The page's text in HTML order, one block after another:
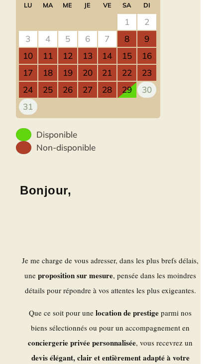
LU MA ME JE VE SA DI
1
2
3
4 5 6 7 8
9
10
11 12 13 14 15
16
17
18 19 20 21 22
23
24
25 26 27 28 29
30
31
Disponible
Non-disponible
Bonjour,
Je me charge de vous adresser, dans les plus brefs délais,
uneproposition sur mesure, pensée dans les moindres
détails pour répondre à vos attentes les plus exigeantes.
Que ce soit pour unelocation de prestige parmi nos
biens sélectionnés ou pour un accompagnement en
conciergerie privée personnalisée, vous recevrez un
devis élégant, clair et entièrement adapté à votre